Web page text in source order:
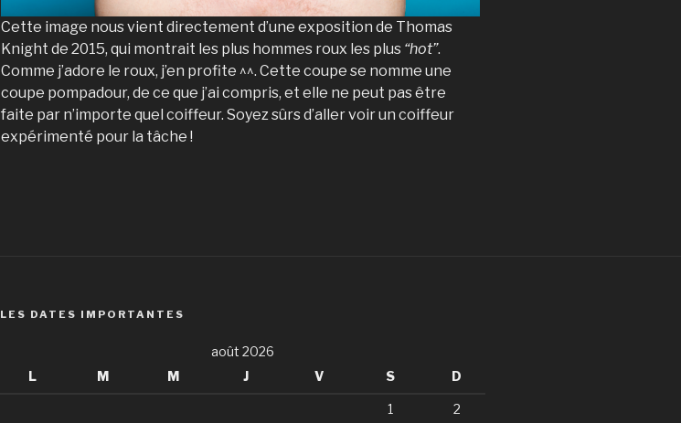
Cette image nous vient directement d’une exposition de Thomas
Knight de 2015, qui montrait les plus hommes roux les plus “hot”.
Comme j’adore le roux, j’en profite ^^. Cette coupe se nomme une
coupe pompadour, de ce que j’ai compris, et elle ne peut pas être
faite par n’importe quel coiffeur. Soyez sûrs d’aller voir un coiffeur
expérimenté pour la tâche !
LES DATES IMPORTANTES
août 2026
L
M M J V S D
1
2